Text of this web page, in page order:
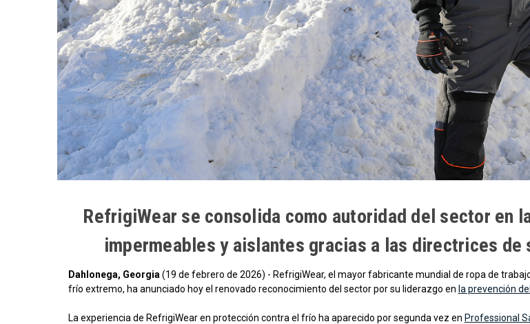
RefrigiWear se consolida como autoridad del sector en
impermeables y aislantes gracias a las directrices de
Dahlonega, Georgia (19 de febrero de 2026) - RefrigiWear, el mayor fabricante mundial de ropa de
frío extremo, ha anunciado hoy el renovado reconocimiento del sector por su liderazgo en la prevención
La experiencia de RefrigiWear en protección contra el frío ha aparecido por segunda vez en Professional